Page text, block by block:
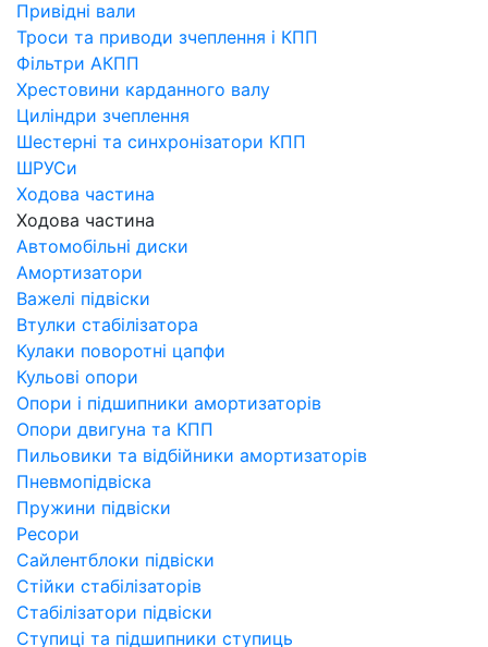
Привідні вали
Троси та приводи зчеплення і КПП
Фільтри АКПП
Хрестовини карданного валу
Циліндри зчеплення
Шестерні та синхронізатори КПП
ШРУСи
Ходова частина
Ходова частина
Автомобільні диски
Амортизатори
Важелі підвіски
Втулки стабілізатора
Кулаки поворотні цапфи
Кульові опори
Опори і підшипники амортизаторів
Опори двигуна та КПП
Пильовики та відбійники амортизаторів
Пневмопідвіска
Пружини підвіски
Ресори
Сайлентблоки підвіски
Стійки стабілізаторів
Стабілізатори підвіски
Ступиці та підшипники ступиць